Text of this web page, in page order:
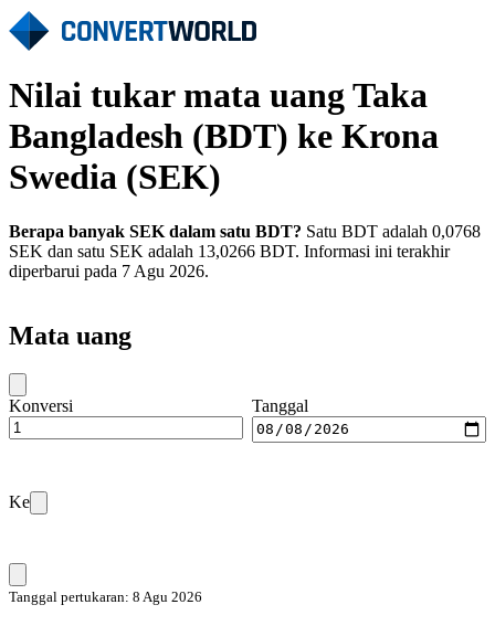
Nilai tukar mata uang Taka
Bangladesh (BDT) ke Krona
Swedia (SEK)
Berapa banyak SEK dalam satu BDT? Satu BDT adalah 0,0768
SEK dan satu SEK adalah 13,0266 BDT. Informasi ini terakhir
diperbarui pada 7 Agu 2026.
Mata uang
Konversi Tanggal
Ke
Tanggal pertukaran: 8 Agu 2026